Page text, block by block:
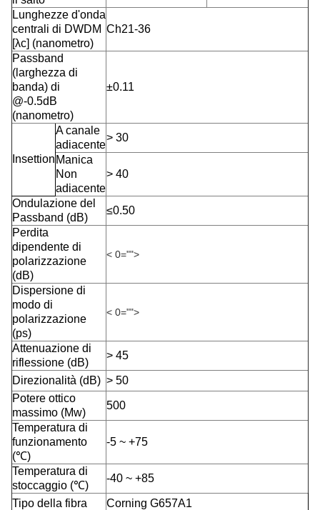
Lunghezze d'onda
centrali di DWDM
[λc] (nanometro)
Ch21-36
Passband
(larghezza di
banda) di
@-0.5dB
(nanometro)
±0.11
Insettion
A canale
adiacente
> 30
Manica
Non
adiacente
> 40
Ondulazione del
Passband (dB)
≤0.50
Perdita
dipendente di
polarizzazione
(dB)
< 0="">
Dispersione di
modo di
polarizzazione
(ps)
< 0="">
Attenuazione di
riflessione (dB)
> 45
Direzionalità (dB) > 50
Potere ottico
massimo (Mw)
500
Temperatura di
funzionamento
(℃)
-5 ~ +75
Temperatura di
stoccaggio (℃)
-40 ~ +85
Tipo della fibra
Corning G657A1